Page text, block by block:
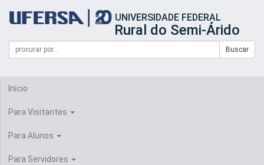
portal
UFERSA
UNIVERSIDADE FEDERAL
Rural do Semi-Árido
Formulário
Busca
Campo
de
Buscar
Início
Para Visitantes
Para Alunos
Para Servidores